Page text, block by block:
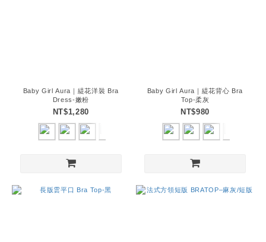
Baby Girl Aura｜緹花洋裝 Bra
Dress-嫩粉
NT$1,280
Baby Girl Aura｜緹花背心 Bra
Top-柔灰
NT$980